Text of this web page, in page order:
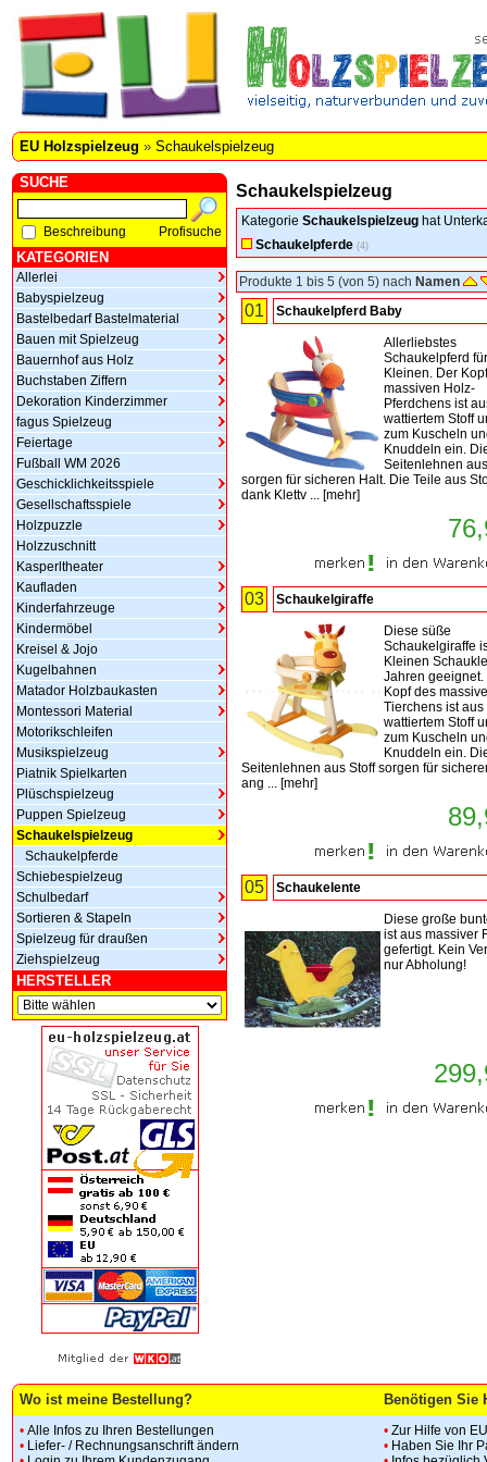
EU Holzspielzeug » Schaukelspielzeug
SUCHE
Beschreibung Profisuche
KATEGORIEN
Allerlei
Babyspielzeug
Bastelbedarf Bastelmaterial
Bauen mit Spielzeug
Bauernhof aus Holz
Buchstaben Ziffern
Dekoration Kinderzimmer
fagus Spielzeug
Feiertage
Fußball WM 2026
Geschicklichkeitsspiele
Gesellschaftsspiele
Holzpuzzle
Holzzuschnitt
Kasperltheater
Kaufladen
Kinderfahrzeuge
Kindermöbel
Kreisel & Jojo
Kugelbahnen
Matador Holzbaukasten
Montessori Material
Motorikschleifen
Musikspielzeug
Piatnik Spielkarten
Plüschspielzeug
Puppen Spielzeug
Schaukelspielzeug
Schaukelpferde
Schiebespielzeug
Schulbedarf
Sortieren & Stapeln
Spielzeug für draußen
Ziehspielzeug
HERSTELLER
Schaukelspielzeug
Kategorie Schaukelspielzeug hat
Schaukelpferde (4)
Produkte 1 bis 5 (von 5) nach Namen
01 Schaukelpferd Baby
Allerliebstes
Schaukelpferd
Kleinen. Der
massiven Holz-
Pferdchens ist
wattiertem Stoff
zum Kuscheln
Knuddeln ein.
Seitenlehnen
sorgen für sicheren Halt. Die Teile aus
dank Klettv ... [mehr]
03 Schaukelgiraffe
Diese süße
Schaukelgiraffe
Kleinen
Jahren geeignet.
Kopf des
Tierchens ist aus
wattiertem Stoff
zum Kuscheln
Knuddeln ein.
Seitenlehnen aus Stoff sorgen für
ang ... [mehr]
05 Schaukelente
Diese große
ist aus massiver
gefertigt. Kein
nur Abholung!
Wo ist meine Bestellung? Benötigen Sie
• Alle Infos zu Ihren Bestellungen
• Liefer- / Rechnungsanschrift ändern
• Zur Hilfe von
• Haben Sie Ihr